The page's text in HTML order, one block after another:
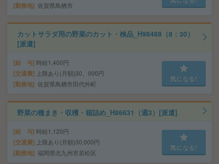
勤務地 佐賀県鳥栖市
カットサラダ用の野菜のカット・検品_H98488（8：30）
[派遣]
給 与 時給1,400円
交通費 上限あり(月額)30、000円
勤務地 佐賀県鳥栖市田代外町
気になる!
野菜の種まき・収穫・箱詰め_H86631（週3）[派遣]
給 与 時給1,120円
交通費 上限あり(月額)30,000円
勤務地 福岡県北九州市若松区
気になる!